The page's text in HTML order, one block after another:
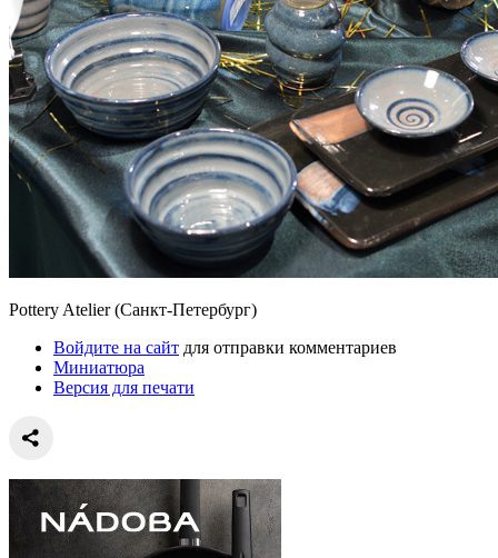
Pottery Atelier (Санкт-Петербург)
Войдите на сайт для отправки комментариев
Миниатюра
Версия для печати